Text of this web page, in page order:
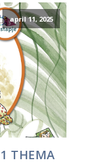
april 11, 2025
THEMA